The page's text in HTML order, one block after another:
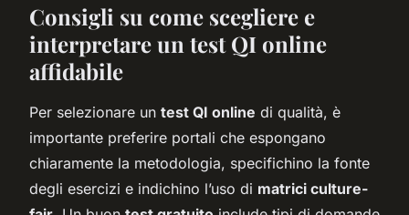
Consigli su come scegliere e
interpretare un test QI online
affidabile
Per selezionare un test QI online di qualità, è
importante preferire portali che espongano
chiaramente la metodologia, specifichino la fonte
degli esercizi e indichino l’uso di matrici culture-